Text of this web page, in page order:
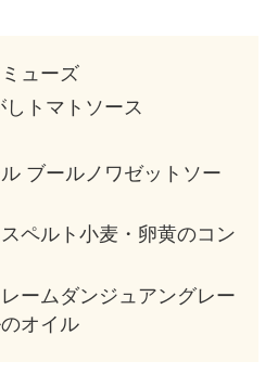
ューズ
トマトソース
ブールノワゼットソー
ペルト小麦・卵黄のコン
ームダンジュアングレー
オイル